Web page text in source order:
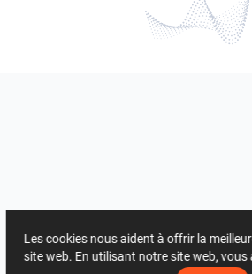
Les cookies nous aident à offrir la
site web. En utilisant notre site web,